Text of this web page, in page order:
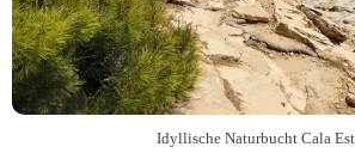
Idyllische Naturbucht Cala